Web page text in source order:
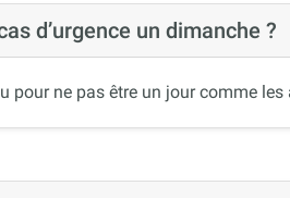
d’urgence un dimanche ?
pour ne pas être un jour comme